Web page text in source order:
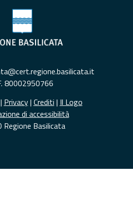
80002950766
| Privacy| Crediti | Il Logo
di accessibilità
Basilicata